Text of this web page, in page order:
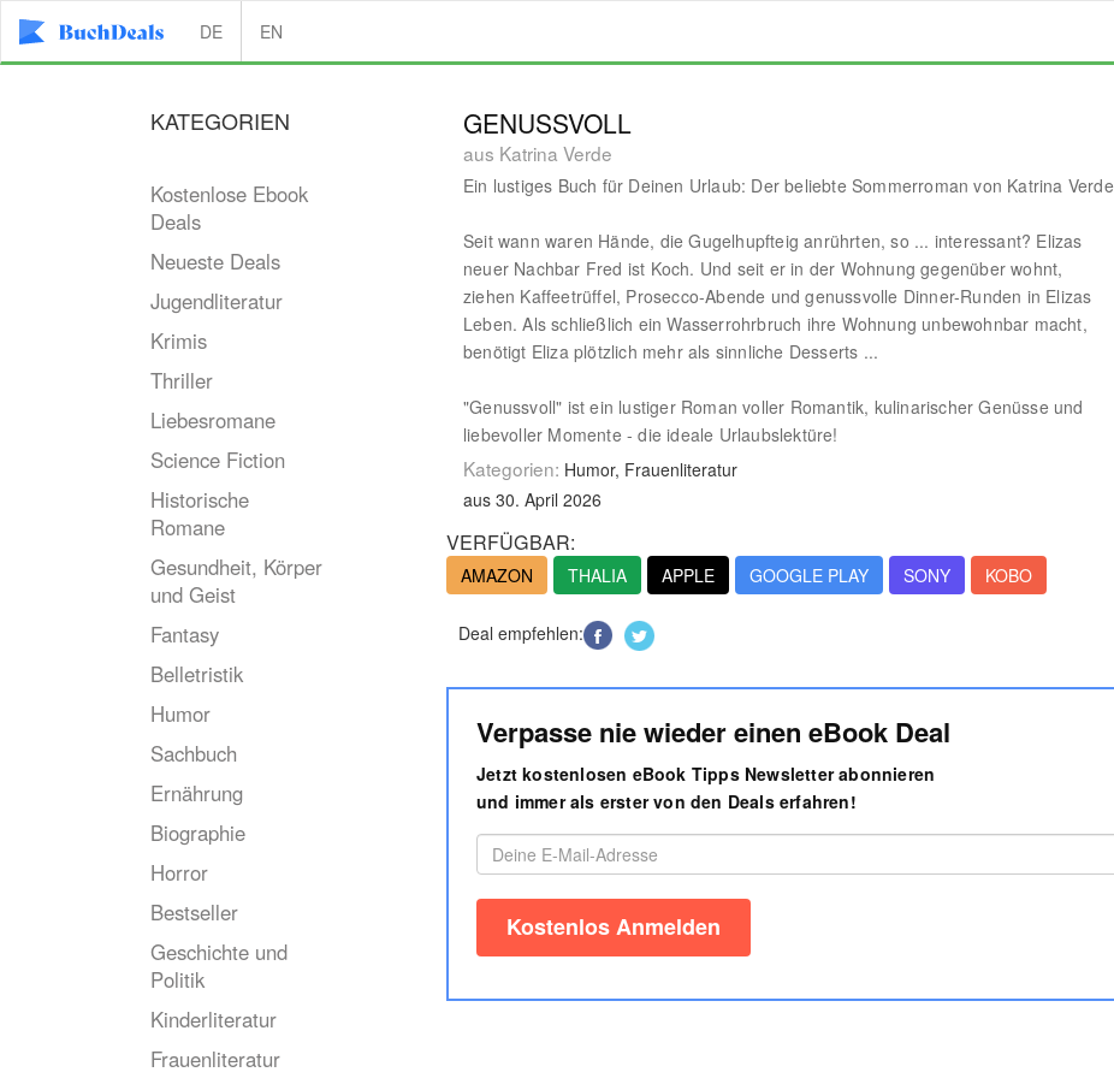
DE EN
KATEGORIEN
Kostenlose Ebook
Deals
Neueste Deals
Jugendliteratur
Krimis
Thriller
Liebesromane
Science Fiction
Historische
Romane
Gesundheit, Körper
und Geist
Fantasy
Belletristik
Humor
Sachbuch
Ernährung
Biographie
Horror
Bestseller
Geschichte und
Politik
Kinderliteratur
Frauenliteratur
GENUSSVOLL
aus Katrina Verde
Ein lustiges Buch für Deinen Urlaub: Der beliebte Sommerroman von Katrina Verde
Seit wann waren Hände, die Gugelhupfteig anrührten, so ... interessant? Elizas
neuer Nachbar Fred ist Koch. Und seit er in der Wohnung gegenüber wohnt,
ziehen Kaffeetrüffel, Prosecco-Abende und genussvolle Dinner-Runden in Elizas
Leben. Als schließlich ein Wasserrohrbruch ihre Wohnung unbewohnbar macht,
benötigt Eliza plötzlich mehr als sinnliche Desserts ...
"Genussvoll" ist ein lustiger Roman voller Romantik, kulinarischer Genüsse und
liebevoller Momente - die ideale Urlaubslektüre!
Kategorien: Humor, Frauenliteratur
aus 30. April 2026
VERFÜGBAR:
AMAZON THALIA APPLE GOOGLE PLAY SONY KOBO
Deal empfehlen:
Verpasse nie wieder einen eBook Deal
Jetzt kostenlosen eBook Tipps Newsletter abonnieren
und immer als erster von den Deals erfahren!